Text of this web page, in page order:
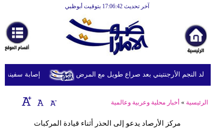
آخر تحديث 17:06:42 بتوقيت أبوظبي
أخبارعاجلة
رياضة
ثقافة
إقتصاد
إصابة سفينة النجم الأرجنتيني بعد صراع طويل مع المرض
الرئيسية » أخبار محلية وعربية وعالمية
مركز الأرصاد يدعو إلى الحذر أثناء قيادة المركبات